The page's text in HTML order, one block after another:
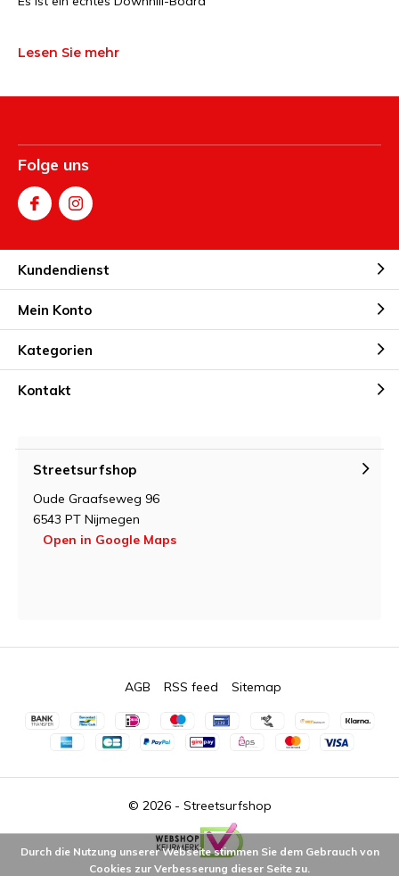
Lesen Sie mehr
Folge uns
Kundendienst
Mein Konto
Kategorien
Kontakt
Streetsurfshop
Oude Graafseweg 96
6543 PT Nijmegen
Open in Google Maps
© 2026 - Streetsurfshop
AGB RSS feed Sitemap
Durch die Nutzung unserer Webseite stimmen Sie dem Gebrauch von
Cookies zur Verbesserung dieser Seite zu.